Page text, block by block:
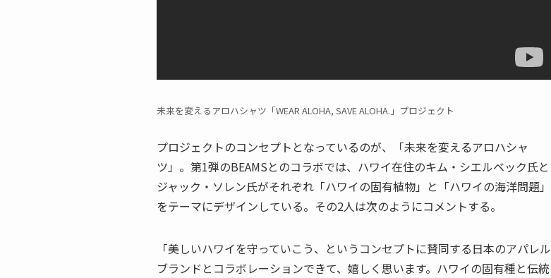
未来を変えるアロハシャツ「WEAR ALOHA, SAVE ALOHA.」プロジェクト
プロジェクトのコンセプトとなっているのが、「未来を変えるアロハシャ
ツ」。第1弾のBEAMSとのコラボでは、ハワイ在住のキム・シエルベック氏と
ジャック・ソレン氏がそれぞれ「ハワイの固有植物」と「ハワイの海洋問題」
をテーマにデザインしている。その2人は次のようにコメントする。
「美しいハワイを守っていこう、というコンセプトに賛同する日本のアパレル
ブランドとコラボレーションできて、嬉しく思います。ハワイの固有種と伝統